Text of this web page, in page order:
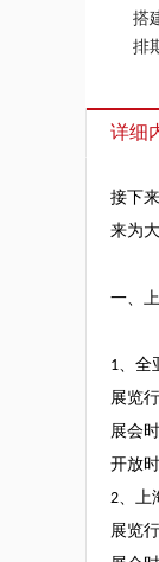
搭
排
详细
接下
来为
一、
1、全
展览
展会
开放
2、上
展览